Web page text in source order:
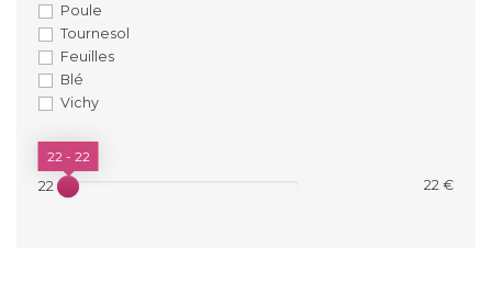
Poule
Tournesol
Feuilles
Blé
Vichy
PRIX
22 € 22 €
22 - 22